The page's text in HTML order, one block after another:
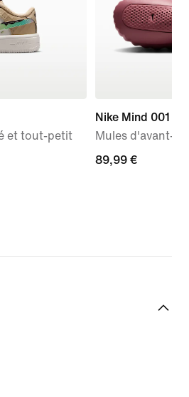
et tout-petit
Nike Mind 001
Mules d'avant-
89,99 €
89,99 €